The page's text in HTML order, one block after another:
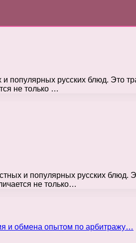
популярных русских блюд. Это
не только …
и популярных русских блюд.
не только…
и обмена опытом по арбитражу…